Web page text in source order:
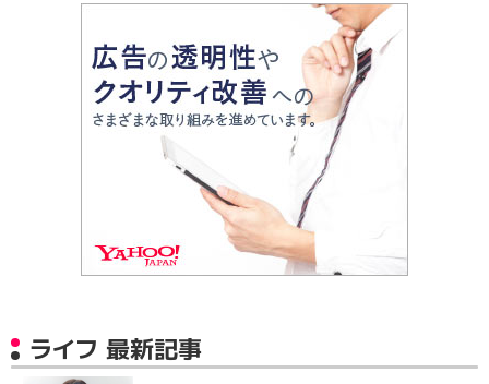
ライフ 最新記事